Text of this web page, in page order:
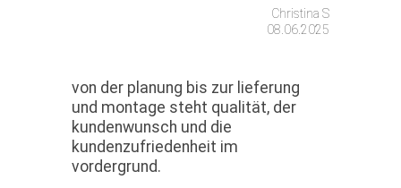
Christina S
08.06.2025
von der planung bis zur lieferung
und montage steht qualität, der
kundenwunsch und die
kundenzufriedenheit im
vordergrund.